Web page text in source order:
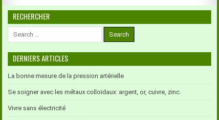
RECHERCHER
Search
for:
DERNIERS ARTICLES
La bonne mesure de la pression artérielle
Se soigner avec les métaux colloïdaux: argent, or, cuivre, zinc.
Vivre sans électricité